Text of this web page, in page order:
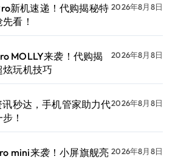
新机速递！代购揭秘特
看！
2026年8月8日
MOLLY来袭！代购揭
玩机技巧
2026年8月8日
秒达，手机管家助力代
！
2026年8月8日
mini来袭！小屏旗舰亮 2026年8月8日